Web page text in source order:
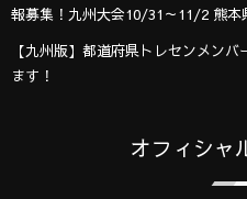
報募集！九州大会10/31～11/2 熊本
【九州版】都道府県トレセンメン
ます！
オフィシャ